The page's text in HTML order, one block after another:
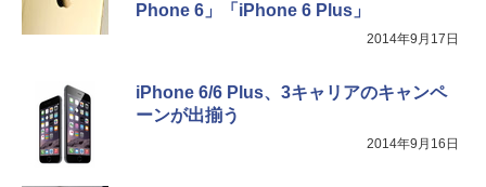
Phone 6」「iPhone 6 Plus」
2014年9月17日
iPhone 6/6 Plus、3キャリアのキャンペ
ーンが出揃う
2014年9月16日